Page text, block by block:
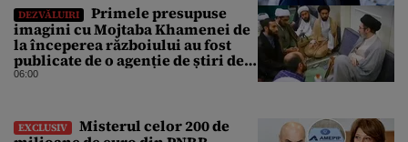
DEZVĂLUIRI
Primele presupuse
imagini cu Mojtaba Khamenei de
la începerea războiului au fost
publicate de o agenție de știri de
stat din Iran
06:00
EXCLUSIV
Misterul celor 200 de